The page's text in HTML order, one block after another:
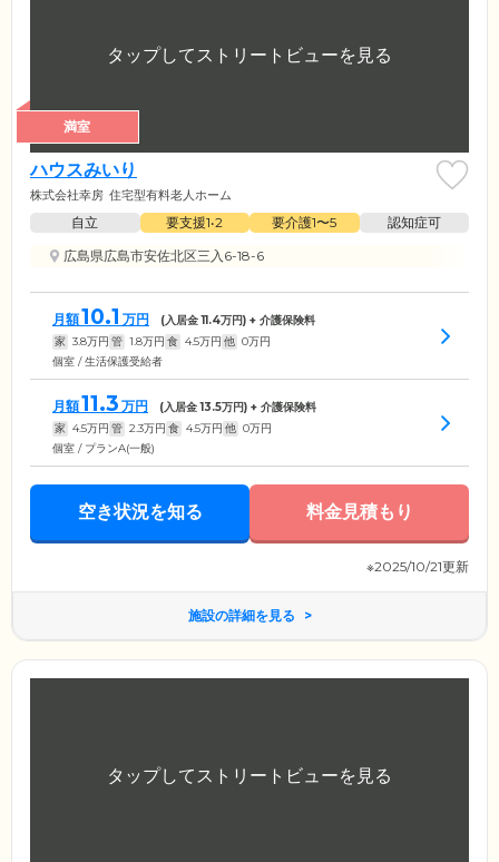
満室
ハウスみいり
株式会社幸房 住宅型有料老人ホーム
自立 要支援1•2 要介護1〜5
認知症可
広島県広島市安佐北区三入6-18-6
月額10.1 万円 (入居金11.4万円) + 介護保険料
家 3.8万円 管 1.8万円 食 4.5万円 他 0万円
個室 / 生活保護受給者
月額11.3 万円 (入居金13.5万円) + 介護保険料
家 4.5万円 管 2.3万円 食 4.5万円 他 0万円
個室 / プランA(一般)
空き状況を知る 料金見積もり
※2025/10/21更新
施設の詳細を見る